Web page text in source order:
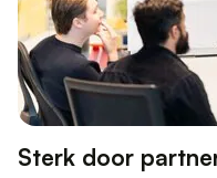
Sterk door